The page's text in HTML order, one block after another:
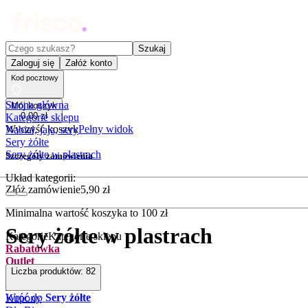
Czego szukasz?
Szukaj
Zaloguj się
Załóż konto
Kod pocztowy
Mój koszyk
0,00 zł
Wyczyść koszykPełny widok
Szczegóły zamówienia
Złóż zamówienie5,90 zł
Minimalna wartość koszyka to 100 zł
KategorieKategorie sklepu
Rabatówka
Outlet
Promocje
Kupony
Strona główna
Kategorie sklepu
Nabiał, jaja, sery
Sery żółte
Sery żółte w plastrach
Układ kategorii:
Sery żółte w plastrach
Liczba produktów: 82
Wróć do Sery żółte